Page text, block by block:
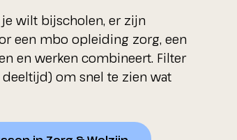
wilt bijscholen, er zijn
een mbo opleiding zorg, een
en werken combineert. Filter
om snel te zien wat